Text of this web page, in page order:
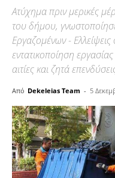
Ατύχημα πριν μερικές
του δήμου,
Εργαζομένων -
εντατικοποίηση
αιτίες και ζητά
Από Dekeleias Team - 5